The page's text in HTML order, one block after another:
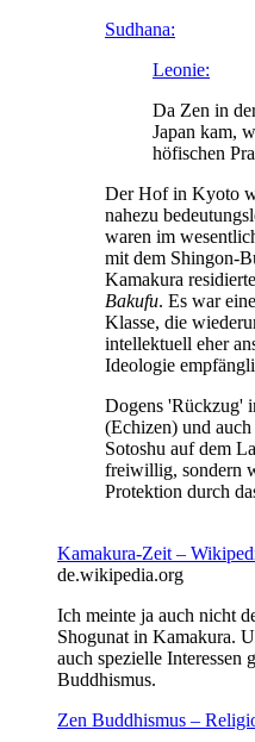
Sudhana:
Leonie:
Da Zen in
Japan kam,
höfischen
Der Hof in Kyoto
nahezu
waren im
mit dem Shingon-
Kamakura
Bakufu. Es war
Klasse, die
intellektuell eher
Ideologie
Dogens 'Rückzug'
(Echizen) und
Sotoshu auf dem
freiwillig, sondern
Protektion durch
Kamakura-Zeit –
de.wikipedia.org
Ich meinte ja auch nicht
Shogunat in Kamakura.
auch spezielle Interessen
Buddhismus.
Zen Buddhismus –